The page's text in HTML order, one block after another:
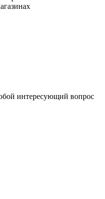
интересующий вопрос